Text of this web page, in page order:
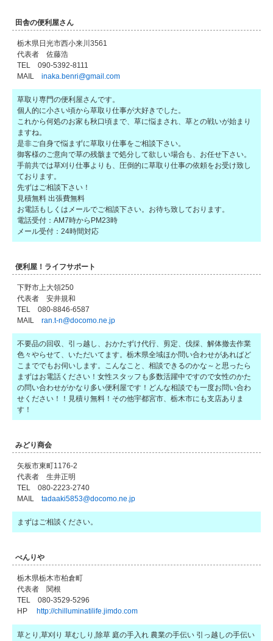
田舎の便利屋さん
栃木県日光市西小来川3561
代表者 佐藤浩
TEL 090-5392-8111
MAILinaka.benri@gmail.com
草取り専門の便利屋さんです。
個人的に小さい頃から草取り仕事が大好きでした。
これから何処のお家も秋口頃まで、草に悩まされ、草との戦いが始まり
ますね。
是非ご自身で悩まずに草取り仕事をご相談下さい。
御客様のご意向で草の残骸まで処分して欲しい場合も、お任せ下さい。
手前共では草刈り仕事よりも、圧倒的に草取り仕事の依頼をお受け致し
ております。
先ずはご相談下さい！
見積無料 出張費無料
お電話もしくはメールでご相談下さい。お待ち致しております。
電話受付：AM7時からPM23時
メール受付：24時間対応
便利屋！ライフサポート
下野市上大領250
代表者 安井規和
TEL 080-8846-6587
MAILran.t-n@docomo.ne.jp
不要品の回収、引っ越し、おかたずけ代行、剪定、伐採、解体撤去作業
色々やらせて、いただいてます。栃木県全域ほか問い合わせがあればど
こまででもお伺いします。こんなこと、相談できるのかな～と思ったら
まずはお電話ください！女性スタッフも多数活躍中ですので女性のかた
の問い合わせがかなり多い便利屋です！どんな相談でも一度お問い合わ
せください！！見積り無料！その他宇都宮市、栃木市にも支店ありま
す！
みどり商会
矢板市東町1176-2
代表者 生井正明
TEL 080-2223-2740
MAILtadaaki5853@docomo.ne.jp
まずはご相談ください。
べんりや
栃木県栃木市柏倉町
代表者 関根
TEL 080-3529-5296
HP http://chilluminatilife.jimdo.com
草とり,草刈り 草むしり,除草 庭の手入れ 農業の手伝い 引っ越しの手伝い